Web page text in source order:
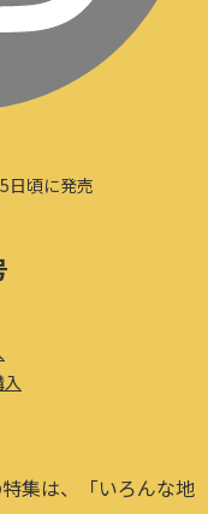
日頃に発売
集は、「いろんな地